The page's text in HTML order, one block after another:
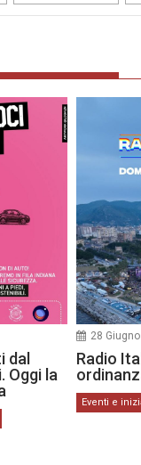
dal
Oggi la
28
Radio
Eventi e